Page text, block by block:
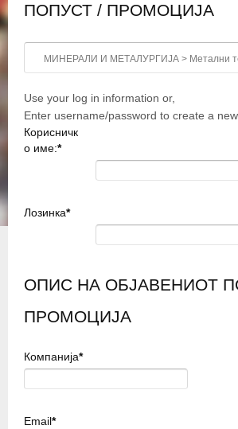
ПОПУСТ / ПРОМОЦИЈА
Use your log in information or,
Enter username/password to create a
Корисничк
о име:*
Лозинка*
ОПИС НА ОБЈАВЕНИОТ
ПРОМОЦИЈА
Компанија*
Email*